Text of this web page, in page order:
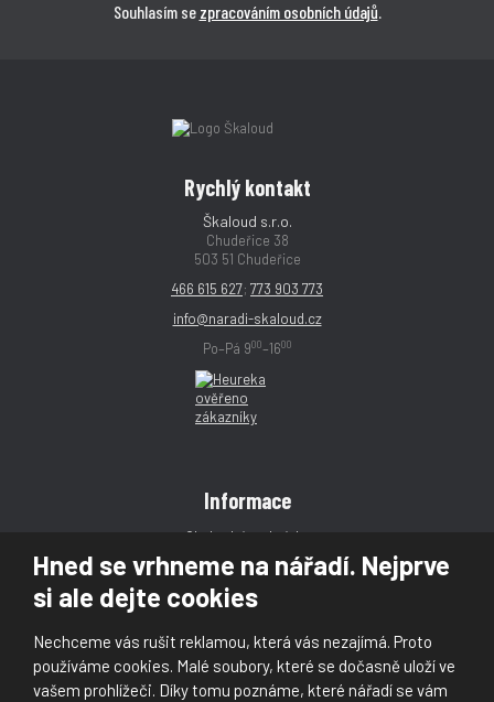
Hned se vrhneme na nářadí. Nejprve
si ale dejte cookies
Nechceme vás rušit reklamou, která vás nezajímá. Proto
používáme cookies. Malé soubory, které se dočasně uloží ve
vašem prohlížeči. Díky tomu poznáme, které nářadí se vám
Souhlasím se zpracováním osobních údajů.
Rychlý kontakt
Škaloud s.r.o.
Chudeřice 38
503 51 Chudeřice
466 615 627; 773 903 773
info@naradi-skaloud.cz
Po–Pá 900–1600
Informace
Obchodní podmínky
Reklamace
Magazín
Kontakt